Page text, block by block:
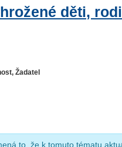
děti,
Žadatel
to, že k tomuto tématu